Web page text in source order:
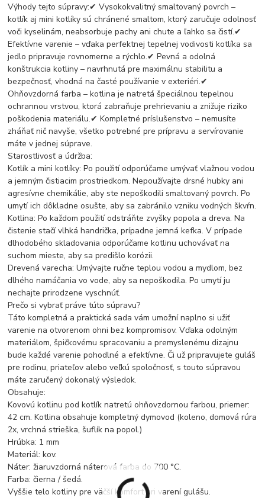
Výhody tejto súpravy:✔ Vysokokvalitný smaltovaný povrch –
kotlík aj mini kotlíky sú chránené smaltom, ktorý zaručuje odolnosť
voči kyselinám, neabsorbuje pachy ani chute a ľahko sa čistí.✔
Efektívne varenie – vďaka perfektnej tepelnej vodivosti kotlíka sa
jedlo pripravuje rovnomerne a rýchlo.✔ Pevná a odolná
konštrukcia kotliny – navrhnutá pre maximálnu stabilitu a
bezpečnosť, vhodná na časté používanie v exteriéri.✔
Ohňovzdorná farba – kotlina je natretá špeciálnou tepelnou
ochrannou vrstvou, ktorá zabraňuje prehrievaniu a znižuje riziko
poškodenia materiálu.✔ Kompletné príslušenstvo – nemusíte
zháňať nič navyše, všetko potrebné pre prípravu a servírovanie
máte v jednej súprave.
Starostlivosť a údržba:
Kotlík a mini kotlíky: Po použití odporúčame umývať vlažnou vodou
a jemným čistiacim prostriedkom. Nepoužívajte drsné hubky ani
agresívne chemikálie, aby ste nepoškodili smaltovaný povrch. Po
umytí ich dôkladne osušte, aby sa zabránilo vzniku vodných škvŕn.
Kotlina: Po každom použití odstráňte zvyšky popola a dreva. Na
čistenie stačí vlhká handrička, prípadne jemná kefka. V prípade
dlhodobého skladovania odporúčame kotlinu uchovávať na
suchom mieste, aby sa predišlo korózii.
Drevená varecha: Umývajte ručne teplou vodou a mydlom, bez
dlhého namáčania vo vode, aby sa nepoškodila. Po umytí ju
nechajte prirodzene vyschnúť.
Prečo si vybrať práve túto súpravu?
Táto kompletná a praktická sada vám umožní naplno si užiť
varenie na otvorenom ohni bez kompromisov. Vďaka odolným
materiálom, špičkovému spracovaniu a premyslenému dizajnu
bude každé varenie pohodlné a efektívne. Či už pripravujete guláš
pre rodinu, priateľov alebo veľkú spoločnosť, s touto súpravou
máte zaručený dokonalý výsledok.
Obsahuje:
Kovovú kotlinu pod kotlík natretú ohňovzdornou farbou, priemer:
42 cm. Kotlina obsahuje kompletný dymovod (koleno, domová rúra
2x, vrchná strieška, šuflík na popol.)
Hrúbka: 1 mm
Materiál: kov.
Náter: žiaruvzdorná náterová farba do 700 °C.
Farba: čierna / šedá.
Vyššie telo kotliny pre väčší komfort pri varení gulášu.